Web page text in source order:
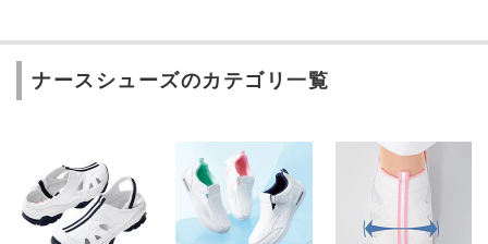
ナースシューズのカテゴリ一覧